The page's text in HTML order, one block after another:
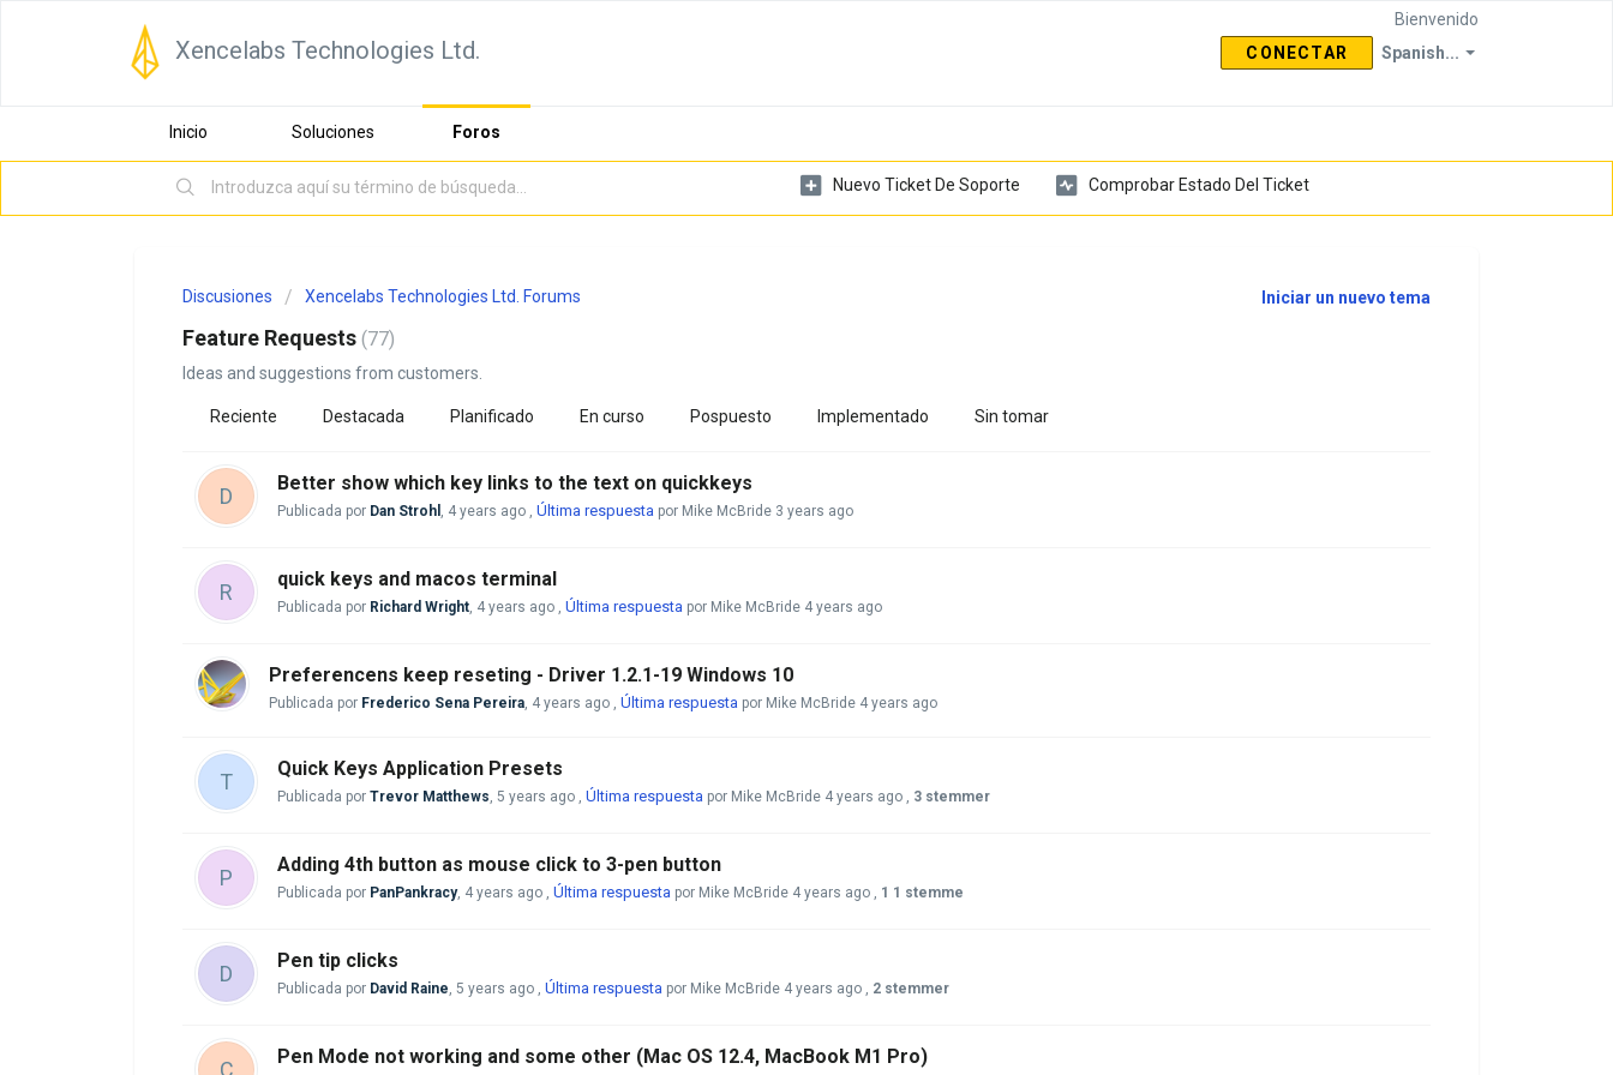
Xencelabs Technologies Ltd. Spanish...
Bienvenido
CONECTAR
Inicio Soluciones Foros
Nuevo Ticket De Soporte Comprobar Estado Del Ticket
Iniciar un nuevo tema
Discusiones Xencelabs Technologies Ltd. Forums
Feature Requests 77
Ideas and suggestions from customers.
Reciente Destacada Planificado En curso Pospuesto Implementado Sin tomar
D
Better show which key links to the text on quickkeys
Publicada por Dan Strohl , 4 years ago , Última respuesta por Mike McBride 3 years ago
R
quick keys and macos terminal
Publicada por Richard Wright, 4 years ago , Última respuesta por Mike McBride 4 years ago
Preferencens keep reseting - Driver 1.2.1-19 Windows 10
Publicada por Frederico Sena Pereira, 4 years ago , Última respuesta por Mike McBride 4 years ago
T
Quick Keys Application Presets
Publicada por Trevor Matthews, 5 years ago , Última respuesta por Mike McBride 4 years ago , 3 stemmer
P
Adding 4th button as mouse click to 3-pen button
Publicada por PanPankracy, 4 years ago , Última respuesta por Mike McBride 4 years ago , 1 1 stemme
D
Pen tip clicks
Publicada por David Raine, 5 years ago , Última respuesta por Mike McBride 4 years ago , 2 stemmer
C
Pen Mode not working and some other (Mac OS 12.4, MacBook M1 Pro)